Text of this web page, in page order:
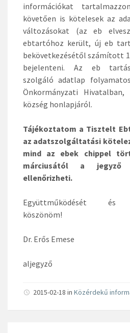
információkat
követően is kötelesek az
változásokat (az eb
ebtartóhoz került, új eb
bekövetkezésétől számított
bejelenteni. Az eb
szolgáló adatlap
Önkormányzati
község honlapjáról.
Tájékoztatom a Tisztelt
az adatszolgáltatási
mind az ebek chippel
márciusától a jegyző
ellenőrizheti.
Együttműködését és
köszönöm!
Dr. Erős Emese
aljegyző
2015-02-18 in Közérdekű